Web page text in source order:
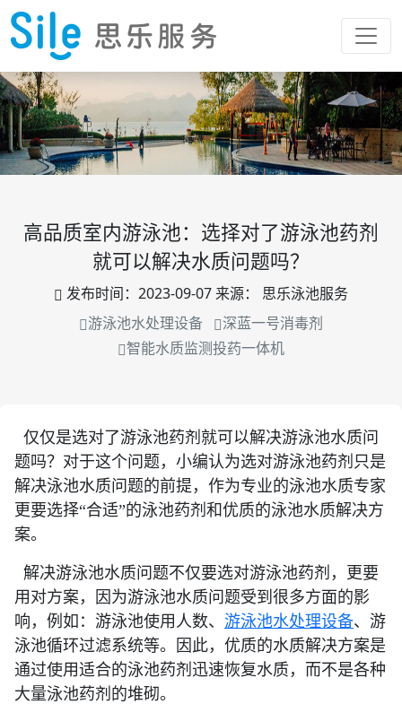
高品质室内游泳池：选择对了游泳池药剂
就可以解决水质问题吗？
发布时间： 2023-09-07 来源：
思乐泳池服务
游泳池水处理设备
深蓝一号消毒剂
智能水质监测投药一体机
仅仅是选对了游泳池药剂就可以解决游泳池水质问
题吗？对于这个问题，小编认为选对游泳池药剂只是
解决泳池水质问题的前提，作为专业的泳池水质专家
更要选择“合适”的泳池药剂和优质的泳池水质解决方
案。
解决游泳池水质问题不仅要选对游泳池药剂，更要
用对方案，因为游泳池水质问题受到很多方面的影
响，例如：游泳池使用人数、 游泳池水处理设备、游
泳池循环过滤系统等。因此，优质的水质解决方案是
通过使用适合的泳池药剂迅速恢复水质，而不是各种
大量泳池药剂的堆砌。